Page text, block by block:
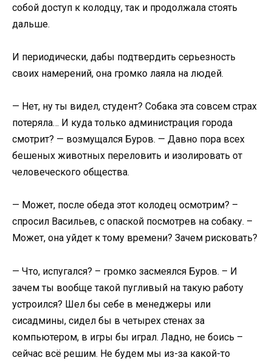
собой доступ к колодцу, так и продолжала стоять
дальше.
И периодически, дабы подтвердить серьезность
своих намерений, она громко лаяла на людей.
— Нет, ну ты видел, студент? Собака эта совсем страх
потеряла… И куда только администрация города
смотрит? — возмущался Буров. — Давно пора всех
бешеных животных переловить и изолировать от
человеческого общества.
— Может, после обеда этот колодец осмотрим? –
спросил Васильев, с опаской посмотрев на собаку. –
Может, она уйдет к тому времени? Зачем рисковать?
— Что, испугался? – громко засмеялся Буров. – И
зачем ты вообще такой пугливый на такую работу
устроился? Шел бы себе в менеджеры или
сисадмины, сидел бы в четырех стенах за
компьютером, в игры бы играл. Ладно, не боись –
сейчас всё решим. Не будем мы из-за какой-то